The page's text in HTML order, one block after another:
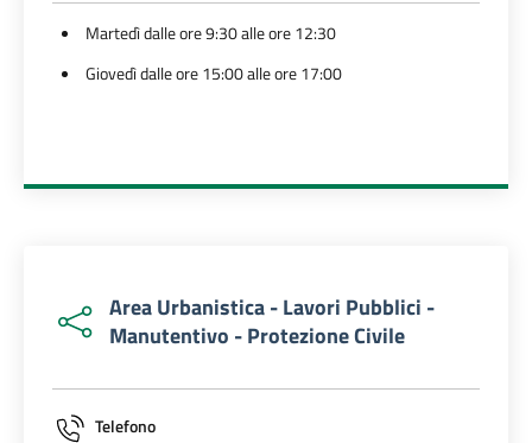
Martedì dalle ore 9:30 alle ore 12:30
Giovedì dalle ore 15:00 alle ore 17:00
Area Urbanistica - Lavori Pubblici -
Manutentivo - Protezione Civile
Telefono